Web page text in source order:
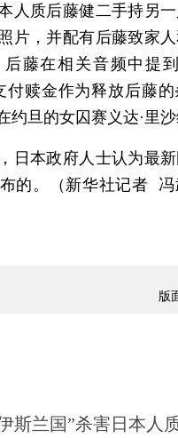
人质后藤健二手持另
片，并配有后藤致家
藤在相关音频中提
付赎金作为释放后藤
约旦的女囚赛义达·里沙
本政府人士认为最新
的。（新华社记者 冯
版
斯兰国”杀害日本人